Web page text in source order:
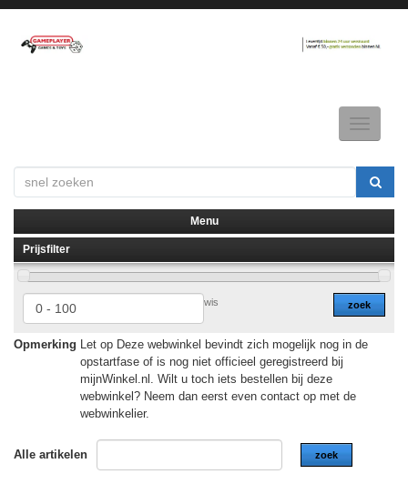
Toggle
▼
▼
Menu
Prijsfilter
zoek
wis
Opmerking Let op Deze webwinkel bevindt zich mogelijk nog in de
opstartfase of is nog niet officieel geregistreerd bij
mijnWinkel.nl. Wilt u toch iets bestellen bij deze
webwinkel? Neem dan eerst even contact op met de
webwinkelier.
Alle artikelen zoek